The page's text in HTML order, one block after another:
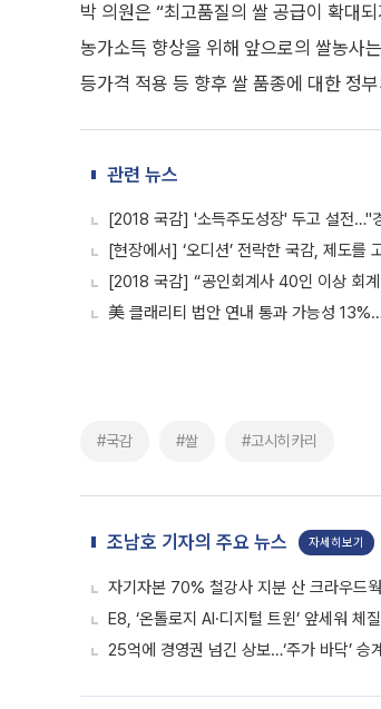
박 의원은 “최고품질의 쌀 공급이 확대
농가소득 향상을 위해 앞으로의 쌀농사
등가격 적용 등 향후 쌀 품종에 대한 정
관련 뉴스
[2018 국감] '소득주도성장' 두고 설전…"
[현장에서] ‘오디션’ 전락한 국감, 제도를
[2018 국감] “공인회계사 40인 이상 회
美 클래리티 법안 연내 통과 가능성
#국감 #쌀 #고시히카리
조남호 기자의 주요 뉴스 자세히보기
자기자본 70% 철강사 지분 산 크라우드
E8, ‘온톨로지 AI·디지털 트윈’ 앞세워
25억에 경영권 넘긴 상보…‘주가 바닥’